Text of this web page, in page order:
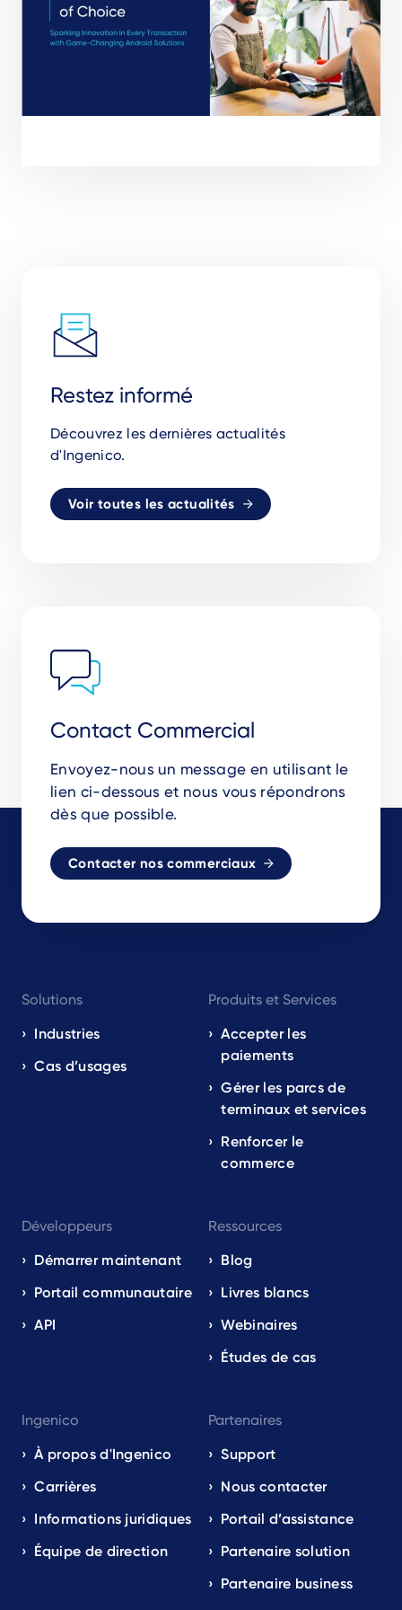
Restez informé
Découvrez les dernières actualités
d'Ingenico.
Voir toutes les actualités
Contact Commercial
Envoyez-nous un message en utilisant le
lien ci-dessous et nous vous répondrons
dès que possible.
Contacter nos commerciaux
navigation
EN
Solutions
Industries
Cas d’usages
Produits et Services
Accepter les
paiements
Gérer les parcs de
terminaux et services
Renforcer le
commerce
Développeurs
Démarrer maintenant
Portail communautaire
API
Ressources
Blog
Livres blancs
Webinaires
Études de cas
Ingenico
À propos d'Ingenico
Carrières
Informations juridiques
Équipe de direction
Partenaires
Support
Nous contacter
Portail d’assistance
Partenaire solution
Partenaire business